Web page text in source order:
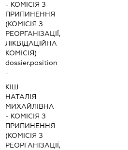
- КОМІСІЯ З
ПРИПИНЕННЯ
(КОМІСІЯ З
РЕОРГАНІЗАЦІЇ,
ЛІКВІДАЦІЙНА
КОМІСІЯ)
dossier.position
-
КІШ
НАТАЛІЯ
МИХАЙЛІВНА
- КОМІСІЯ З
ПРИПИНЕННЯ
(КОМІСІЯ З
РЕОРГАНІЗАЦІЇ,